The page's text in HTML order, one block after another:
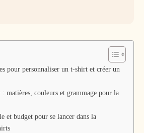
pour personnaliser un t-shirt et créer un
matières, couleurs et grammage pour la
et budget pour se lancer dans la